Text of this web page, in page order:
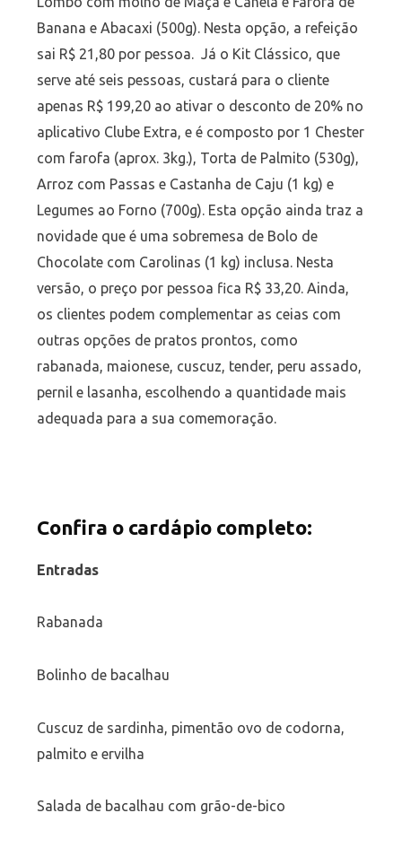
Banana e Abacaxi (500g). Nesta opção, a refeição
sai R$ 21,80 por pessoa. Já o Kit Clássico, que
serve até seis pessoas, custará para o cliente
apenas R$ 199,20 ao ativar o desconto de 20% no
aplicativo Clube Extra, e é composto por 1 Chester
com farofa (aprox. 3kg.), Torta de Palmito (530g),
Arroz com Passas e Castanha de Caju (1 kg) e
Legumes ao Forno (700g). Esta opção ainda traz a
novidade que é uma sobremesa de Bolo de
Chocolate com Carolinas (1 kg) inclusa. Nesta
versão, o preço por pessoa fica R$ 33,20. Ainda,
os clientes podem complementar as ceias com
outras opções de pratos prontos, como
rabanada, maionese, cuscuz, tender, peru assado,
pernil e lasanha, escolhendo a quantidade mais
adequada para a sua comemoração.
Confira o cardápio completo:
Entradas
Rabanada
Bolinho de bacalhau
Cuscuz de sardinha, pimentão ovo de codorna,
palmito e ervilha
Salada de bacalhau com grão-de-bico